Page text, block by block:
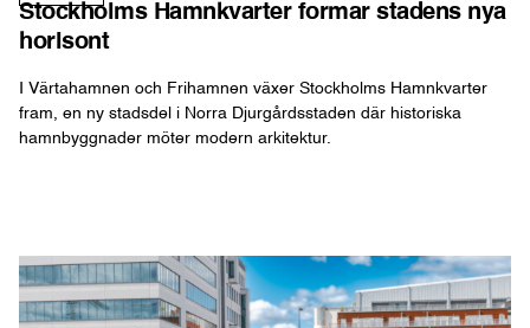
Stockholms Hamnkvarter formar stadens nya
horisont
I Värtahamnen och Frihamnen växer Stockholms Hamnkvarter
fram, en ny stadsdel i Norra Djurgårdsstaden där historiska
hamnbyggnader möter modern arkitektur.